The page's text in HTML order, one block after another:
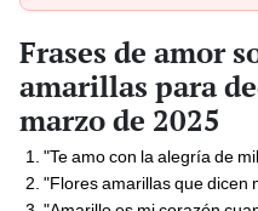
Frases de amor
amarillas para
marzo de 2025
"Te amo con la alegría de
"Flores amarillas que dicen